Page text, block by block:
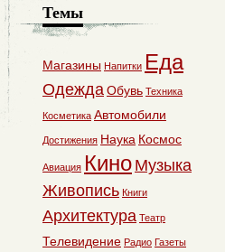
Темы
Магазины Напитки Еда
ОдеждаОбувь Техника
Косметика Автомобили
Достижения Наука Космос
Авиация Кино Музыка
Живопись Книги
Архитектура Театр
Телевидение Радио Газеты